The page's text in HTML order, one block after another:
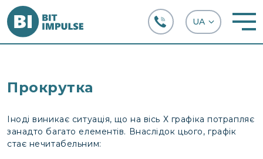
Прокрутка
Іноді виникає ситуація, що на вісь Х графіка потрапляє
занадто багато елементів. Внаслідок цього, графік
стає нечитабельним: